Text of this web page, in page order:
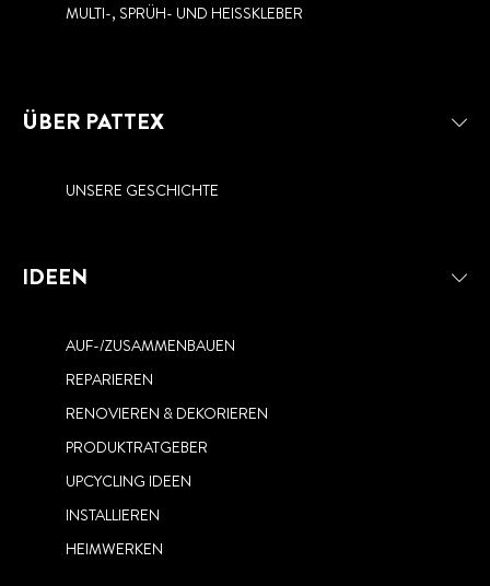
MULTI-, SPRÜH- UND HEISSKLEBER
ÜBER PATTEX
UNSERE GESCHICHTE
IDEEN
AUF-/ZUSAMMENBAUEN
REPARIEREN
RENOVIEREN & DEKORIEREN
PRODUKTRATGEBER
UPCYCLING IDEEN
INSTALLIEREN
HEIMWERKEN